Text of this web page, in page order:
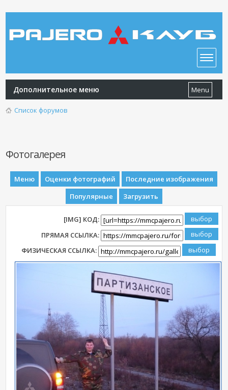
Дополнительное меню Menu
Список форумов
Фотогалерея
Меню Оценки фотографий
Последние изображения
Популярные
Загрузить
[IMG] КОД:
ПРЯМАЯ ССЫЛКА:
ФИЗИЧЕСКАЯ ССЫЛКА: